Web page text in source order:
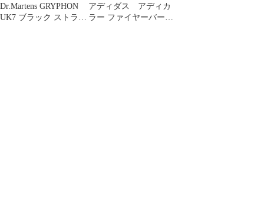
Dr.Martens GRYPHON
UK7 ブラック ストラッ
アディダス アディカ
ラー ファイヤーバード